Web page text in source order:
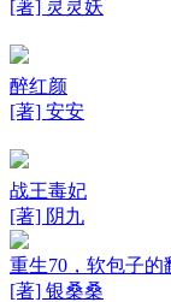
[著] 灵灵妖
醉红颜
[著] 安安
战王毒妃
[著] 阴九
重生70，软包子的
[著] 银桑桑